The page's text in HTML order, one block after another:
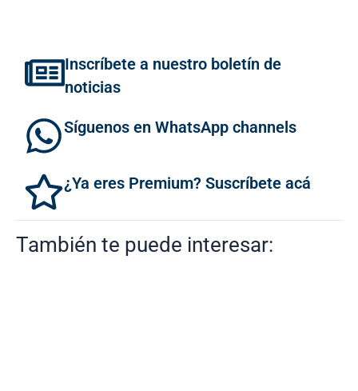
Inscríbete a nuestro boletín de
noticias
Síguenos en WhatsApp channels
¿Ya eres Premium? Suscríbete acá
También te puede interesar: